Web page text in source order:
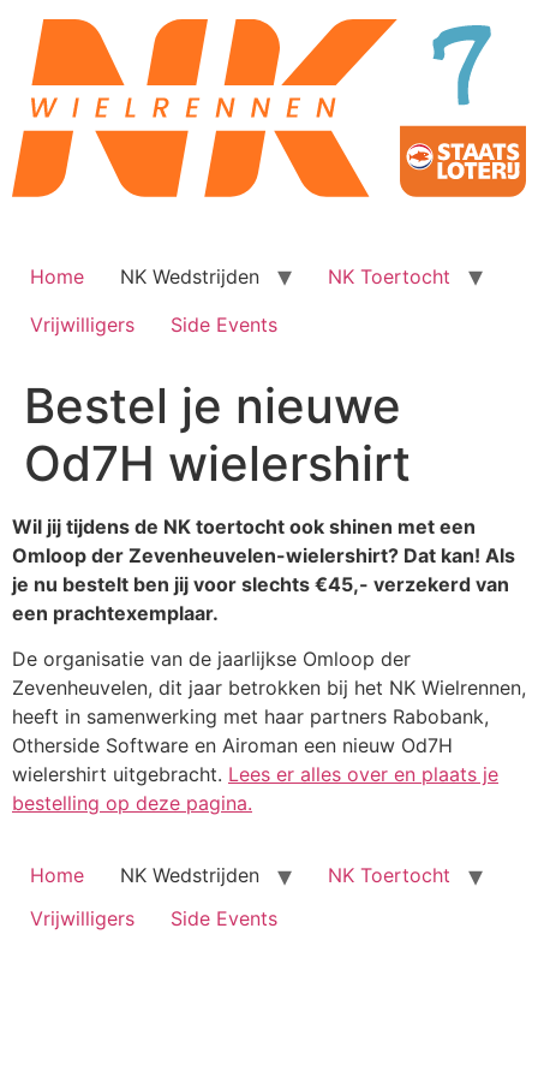
naar
inhoud
Home NK Wedstrijden
NK Toertocht
Vrijwilligers
Side Events
Bestel je nieuwe
Od7H wielershirt
Wil jij tijdens de NK toertocht ook shinen met een
Omloop der Zevenheuvelen-wielershirt? Dat kan! Als
je nu bestelt ben jij voor slechts €45,- verzekerd van
een prachtexemplaar.
De organisatie van de jaarlijkse Omloop der
Zevenheuvelen, dit jaar betrokken bij het NK Wielrennen,
heeft in samenwerking met haar partners Rabobank,
Otherside Software en Airoman een nieuw Od7H
wielershirt uitgebracht. Lees er alles over en plaats je
bestelling op deze pagina.
Home NK Wedstrijden
NK Toertocht
Vrijwilligers
Side Events